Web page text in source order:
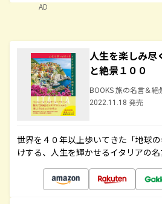
AD
人生を楽しみ尽
と絶景１００
BOOKS 旅の名言＆絶
2022.11.18 発売
世界を４０年以上歩いてきた「地球
けする、人生を輝かせるイタリアの